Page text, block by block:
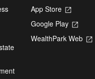
App Store
a
new
tab
Google Play
a
WealthPark Web